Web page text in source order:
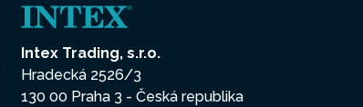
Intex Trading, s.r.o.
Hradecká 2526/3
130 00 Praha 3 - Česká republika